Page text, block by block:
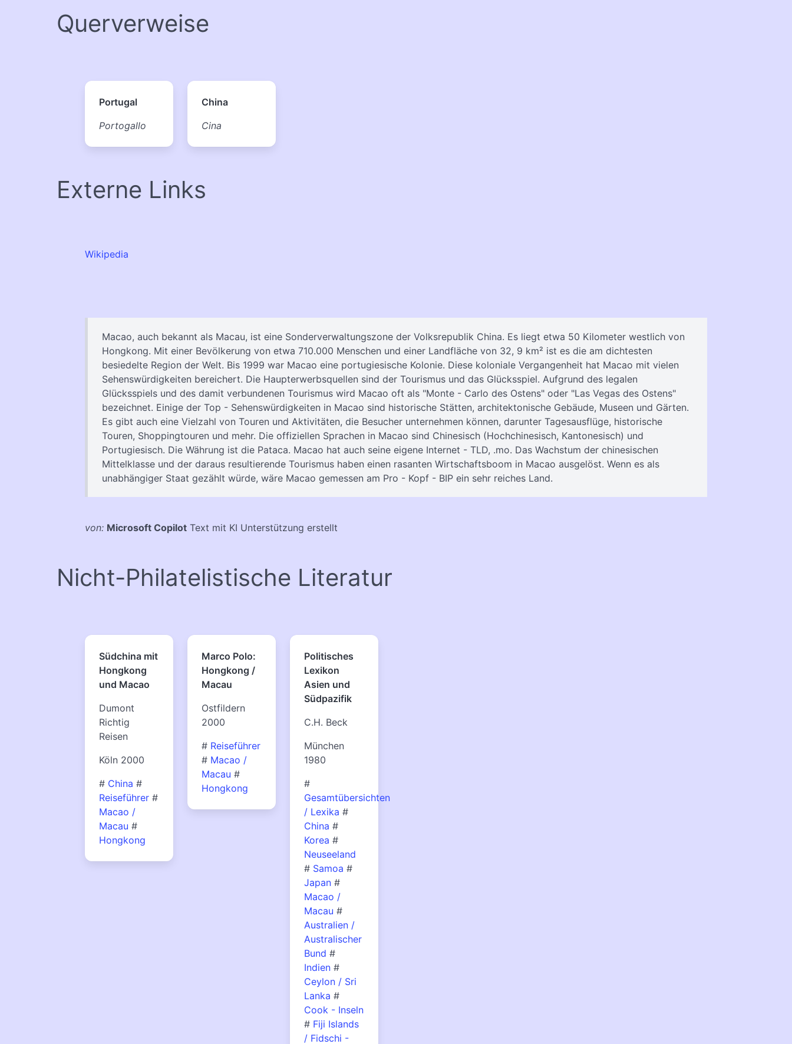
Querverweise
Portugal
Portogallo
China
Cina
Externe Links
Wikipedia
Macao, auch bekannt als Macau, ist eine Sonderverwaltungszone der Volksrepublik China. Es liegt etwa 50 Kilometer westlich von
Hongkong. Mit einer Bevölkerung von etwa 710.000 Menschen und einer Landfläche von 32, 9 km² ist es die am dichtesten
besiedelte Region der Welt. Bis 1999 war Macao eine portugiesische Kolonie. Diese koloniale Vergangenheit hat Macao mit vielen
Sehenswürdigkeiten bereichert. Die Haupterwerbsquellen sind der Tourismus und das Glücksspiel. Aufgrund des legalen
Glücksspiels und des damit verbundenen Tourismus wird Macao oft als "Monte - Carlo des Ostens" oder "Las Vegas des Ostens"
bezeichnet. Einige der Top - Sehenswürdigkeiten in Macao sind historische Stätten, architektonische Gebäude, Museen und Gärten.
Es gibt auch eine Vielzahl von Touren und Aktivitäten, die Besucher unternehmen können, darunter Tagesausflüge, historische
Touren, Shoppingtouren und mehr. Die offiziellen Sprachen in Macao sind Chinesisch (Hochchinesisch, Kantonesisch) und
Portugiesisch. Die Währung ist die Pataca. Macao hat auch seine eigene Internet - TLD, .mo. Das Wachstum der chinesischen
Mittelklasse und der daraus resultierende Tourismus haben einen rasanten Wirtschaftsboom in Macao ausgelöst. Wenn es als
unabhängiger Staat gezählt würde, wäre Macao gemessen am Pro - Kopf - BIP ein sehr reiches Land.
von: Microsoft Copilot Text mit KI Unterstützung erstellt
Nicht-Philatelistische Literatur
Südchina mit
Hongkong
und Macao
Dumont
Richtig
Reisen
Köln 2000
# China #
Reiseführer #
Macao /
Macau #
Hongkong
Marco Polo:
Hongkong /
Macau
Ostfildern
2000
# Reiseführer
# Macao /
Macau #
Hongkong
Politisches
Lexikon
Asien und
Südpazifik
C.H. Beck
München
1980
#
Gesamtübersichten
/ Lexika #
China #
Korea #
Neuseeland
# Samoa #
Japan#
Macao /
Macau #
Australien /
Australischer
Bund #
Indien#
Ceylon / Sri
Lanka #
Cook - Inseln
# Fiji Islands
/ Fidschi -